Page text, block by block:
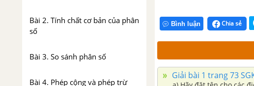
Bài 2. Tính chất cơ bản của phân
số
Bài 3. So sánh phân số
Bài 4. Phép cộng và phép trừ
Bình luận Chia sẻ
Giải bài 1 trang 73